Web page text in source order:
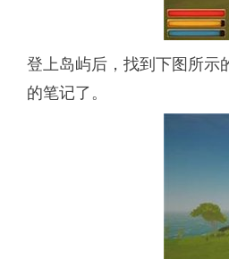
登上岛屿后，找到下图所示
的笔记了。